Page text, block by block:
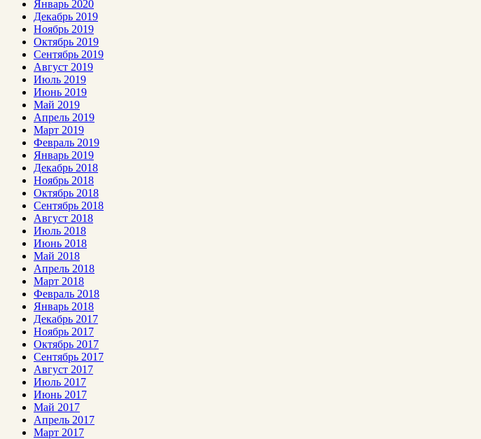
Январь 2020
Декабрь 2019
Ноябрь 2019
Октябрь 2019
Сентябрь 2019
Август 2019
Июль 2019
Июнь 2019
Май 2019
Апрель 2019
Март 2019
Февраль 2019
Январь 2019
Декабрь 2018
Ноябрь 2018
Октябрь 2018
Сентябрь 2018
Август 2018
Июль 2018
Июнь 2018
Май 2018
Апрель 2018
Март 2018
Февраль 2018
Январь 2018
Декабрь 2017
Ноябрь 2017
Октябрь 2017
Сентябрь 2017
Август 2017
Июль 2017
Июнь 2017
Май 2017
Апрель 2017
Март 2017